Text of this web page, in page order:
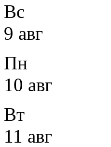
Вс
9 авг
Пн
10 авг
Вт
11 авг